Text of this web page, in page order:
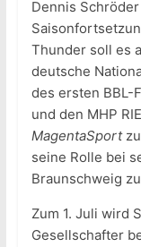
Dennis
Thunder soll es
deutsche
des ersten BBL-
und den MHP
MagentaSport
seine Rolle bei
Braunschweig
Zum 1. Juli wird
Gesellschafter